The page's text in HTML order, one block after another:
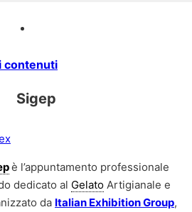
contenuti
Sigep
è l’appuntamento professionale
dedicato al Gelato Artigianale e
da Italian Exhibition Group,